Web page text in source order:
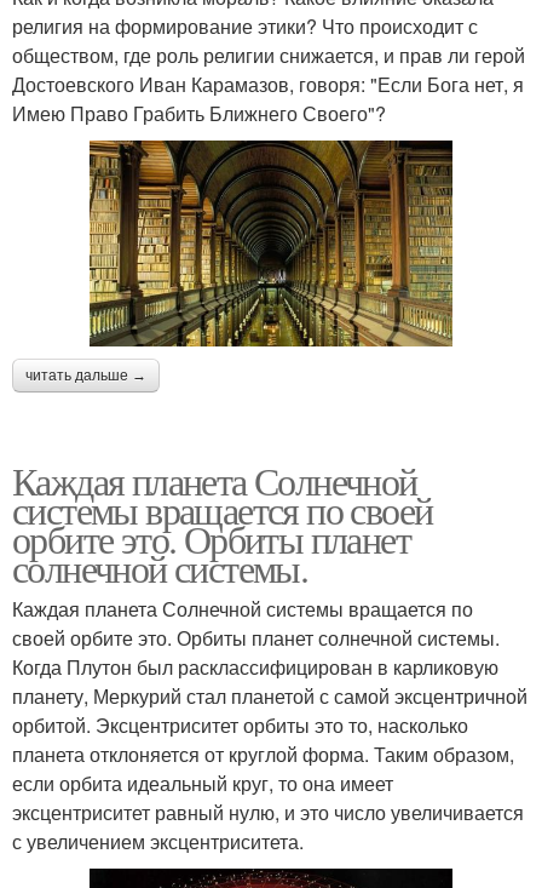
религия на формирование этики? Что происходит с
обществом, где роль религии снижается, и прав ли герой
Достоевского Иван Карамазов, говоря: "Если Бога нет, я
Имею Право Грабить Ближнего Своего"?
читать дальше →
Каждая планета Солнечной
системы вращается по своей
орбите это. Орбиты планет
солнечной системы.
Каждая планета Солнечной системы вращается по
своей орбите это. Орбиты планет солнечной системы.
Когда Плутон был расклассифицирован в карликовую
планету, Меркурий стал планетой с самой эксцентричной
орбитой. Эксцентриситет орбиты это то, насколько
планета отклоняется от круглой форма. Таким образом,
если орбита идеальный круг, то она имеет
эксцентриситет равный нулю, и это число увеличивается
с увеличением эксцентриситета.